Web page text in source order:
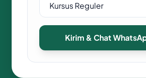
Kirim & Chat